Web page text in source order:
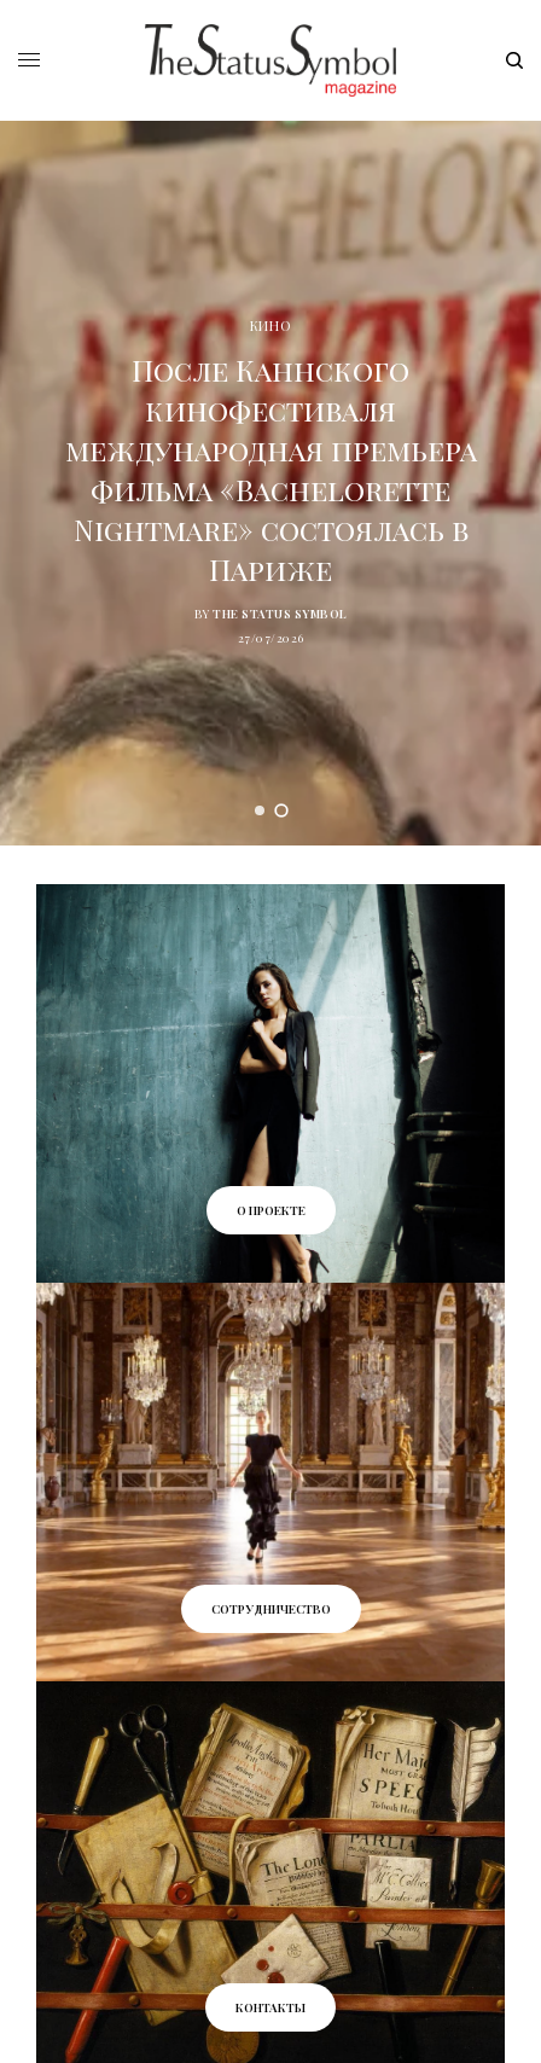
КИНО
После Каннского
кинофестиваля
международная премьера
фильма «Bachelorette
Nightmare» состоялась в
Париже
BY THE STATUS SYMBOL
27/07/2026
О ПРОЕКТЕ
СОТРУДНИЧЕСТВО
КОНТАКТЫ